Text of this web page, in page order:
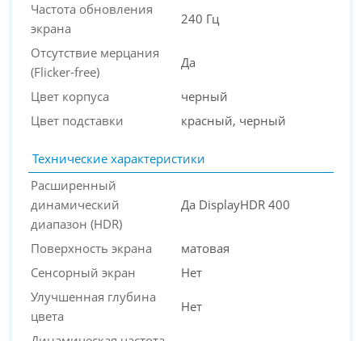
Частота обновления
экрана
240 Гц
Отсутствие мерцания
(Flicker-free)
Да
Цвет корпуса
черный
Цвет подставки
красный, черный
Технические характеристики
Расширенный
динамический
диапазон (HDR)
Да DisplayHDR 400
Поверхность экрана
матовая
Сенсорный экран
Нет
Улучшенная глубина
цвета
Нет